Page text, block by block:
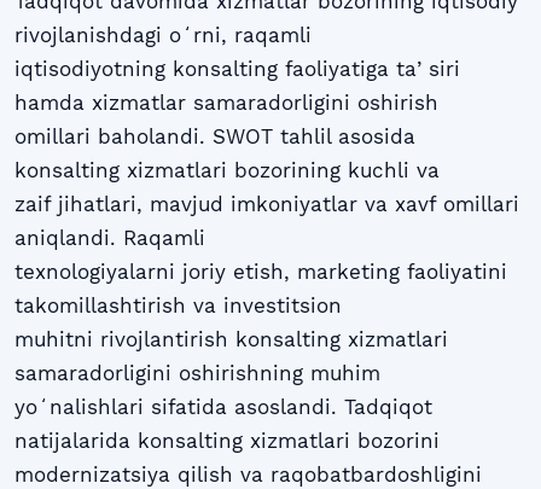
rivojlanishdagi oʻrni, raqamli
iqtisodiyotning konsalting faoliyatiga taʼsiri
hamda xizmatlar samaradorligini oshirish
omillari baholandi. SWOT tahlil asosida
konsalting xizmatlari bozorining kuchli va
zaif jihatlari, mavjud imkoniyatlar va xavf omillari
aniqlandi. Raqamli
texnologiyalarni joriy etish, marketing faoliyatini
takomillashtirish va investitsion
muhitni rivojlantirish konsalting xizmatlari
samaradorligini oshirishning muhim
yoʻnalishlari sifatida asoslandi. Tadqiqot
natijalarida konsalting xizmatlari bozorini
modernizatsiya qilish va raqobatbardoshligini